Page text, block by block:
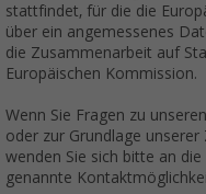
stattfindet, für die die
über ein angemessenes
die Zusammenarbeit auf
Europäischen Kommission.
Wenn Sie Fragen zu
oder zur Grundlage
wenden Sie sich bitte an
genannte